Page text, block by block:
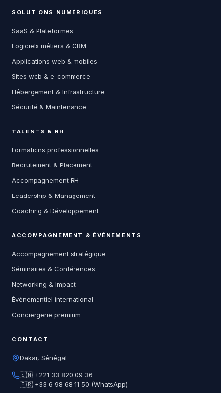
SOLUTIONS NUMÉRIQUES
SaaS & Plateformes
Logiciels métiers & CRM
Applications web & mobiles
Sites web & e-commerce
Hébergement & Infrastructure
Sécurité & Maintenance
TALENTS & RH
Formations professionnelles
Recrutement & Placement
Accompagnement RH
Leadership & Management
Coaching & Développement
ACCOMPAGNEMENT & ÉVÉNEMENTS
Accompagnement stratégique
Séminaires & Conférences
Networking & Impact
Événementiel international
Conciergerie premium
CONTACT
Dakar, Sénégal
🇸🇳 +221 33 820 09 36
🇫🇷 +33 6 98 68 11 50 (WhatsApp)